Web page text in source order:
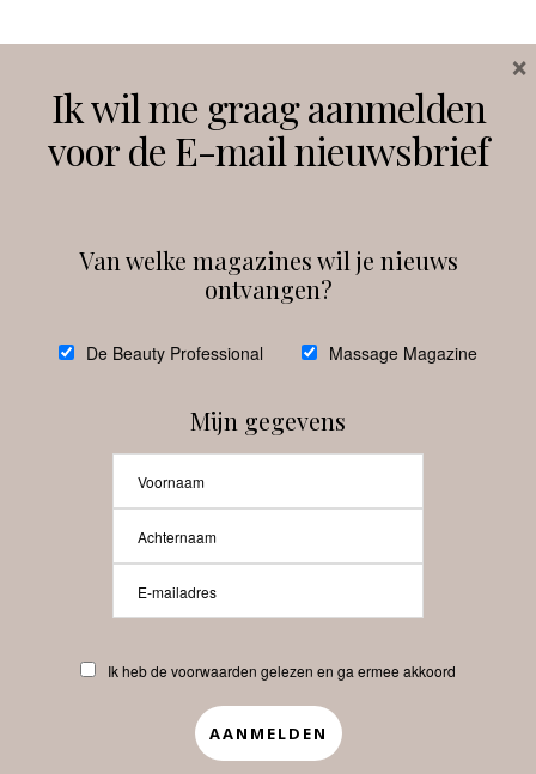
Instagram Facebook
debeautyprofessional
Beauty-Pro.nl
Abonneren Contact
APP
Ik wil me graag aanmelden
voor de E-mail nieuwsbrief
Van welke magazines wil je nieuws
ontvangen?
De Beauty Professional Massage Magazine
Mijn gegevens
Ik heb de voorwaarden gelezen en ga ermee akkoord
×